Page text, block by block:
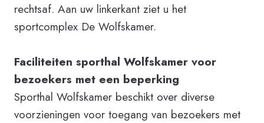
rechtsaf. Aan uw linkerkant ziet u het
sportcomplex De Wolfskamer.
Faciliteiten sporthal Wolfskamer voor
bezoekers met een beperking
Sporthal Wolfskamer beschikt over diverse
voorzieningen voor toegang van bezoekers met